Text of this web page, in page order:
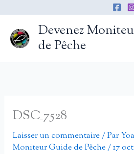
contenu
Devenez
de Pêche
DSC_7528
Laisser un commentaire/ Par
Moniteur Guide de Pêche/17